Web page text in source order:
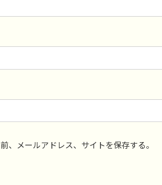
、メールアドレス、サイトを保存する。